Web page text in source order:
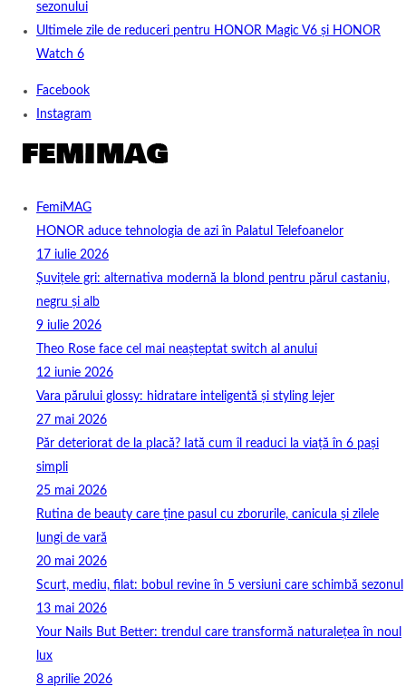
sezonului
Ultimele zile de reduceri pentru HONOR Magic V6 și HONOR
Watch 6
Facebook
Instagram
FemiMAG
HONOR aduce tehnologia de azi în Palatul Telefoanelor
17 iulie 2026
Șuvițele gri: alternativa modernă la blond pentru părul castaniu,
negru și alb
9 iulie 2026
Theo Rose face cel mai neașteptat switch al anului
12 iunie 2026
Vara părului glossy: hidratare inteligentă și styling lejer
27 mai 2026
Păr deteriorat de la placă? Iată cum îl readuci la viață în 6 pași
simpli
25 mai 2026
Rutina de beauty care ține pasul cu zborurile, canicula și zilele
lungi de vară
20 mai 2026
Scurt, mediu, filat: bobul revine în 5 versiuni care schimbă sezonul
13 mai 2026
Your Nails But Better: trendul care transformă naturalețea în noul
lux
8 aprilie 2026